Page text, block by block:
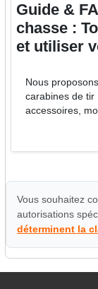
Guide &
chasse :
et utiliser
Nous
carabines de tir
accessoires,
Vous souhaitez
autorisations
déterminent la